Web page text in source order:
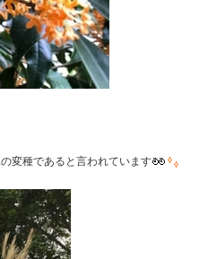
変種であると言われています